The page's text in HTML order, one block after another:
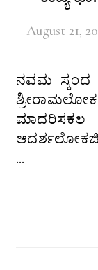
August 21,
ನವಮ ಸ್ಕಂದ – ಅಧ್ಯಾಯ -3ಶ್ರೀರಾಮ ಕಥಾ – 3
…